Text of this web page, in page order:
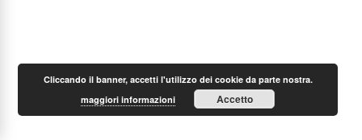
Cliccando il banner, accetti l'utilizzo dei cookie da parte nostra.
maggiori informazioni
Accetto